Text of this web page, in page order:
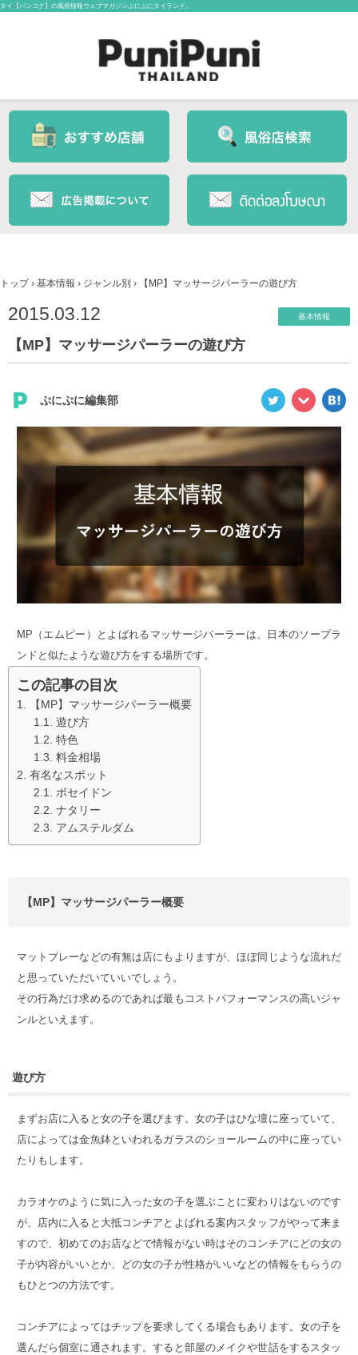
タイ【バンコク】の風俗情報ウェブマガジンぷにぷにタイランド。
トップ › 基本情報 › ジャンル別 › 【MP】マッサージパーラーの遊び方
2015.03.12 基本情報
【MP】マッサージパーラーの遊び方
ぷにぷに編集部
MP（エムピー）とよばれるマッサージパーラーは、日本のソープラ
ンドと似たような遊び方をする場所です。
この記事の目次
【MP】マッサージパーラー概要
遊び方
特色
料金相場
有名なスポット
ポセイドン
ナタリー
アムステルダム
【MP】マッサージパーラー概要
マットプレーなどの有無は店にもよりますが、ほぼ同じような流れだ
と思っていただいていいでしょう。
その行為だけ求めるのであれば最もコストパフォーマンスの高いジャ
ンルといえます。
遊び方
まずお店に入ると女の子を選びます。女の子はひな壇に座っていて、
店によっては金魚鉢といわれるガラスのショールームの中に座ってい
たりもします。
カラオケのように気に入った女の子を選ぶことに変わりはないのです
が、店内に入ると大抵コンチアとよばれる案内スタッフがやって来ま
すので、初めてのお店などで情報がない時はそのコンチアにどの女の
子が内容がいいとか、どの女の子が性格がいいなどの情報をもらうの
もひとつの方法です。
コンチアによってはチップを要求してくる場合もあります。女の子を
選んだら個室に通されます。すると部屋のメイクや世話をするスタッ